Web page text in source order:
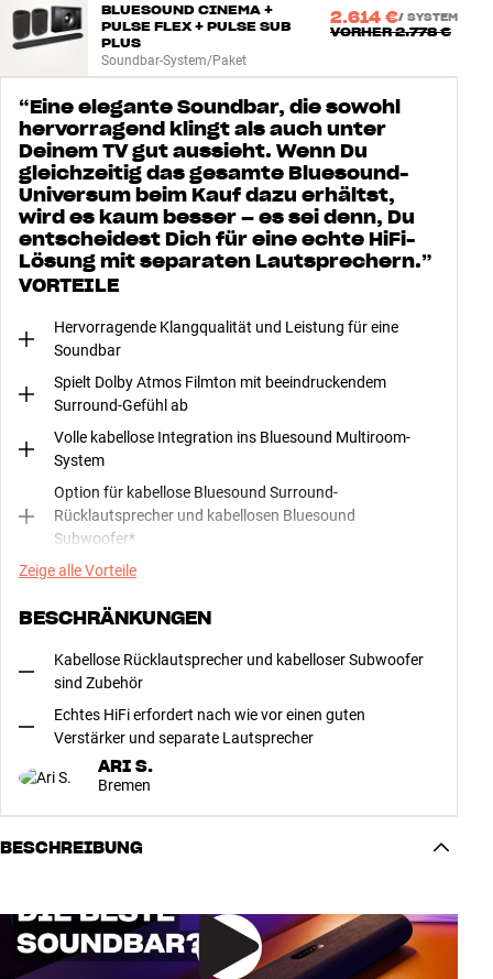
BLUESOUND CINEMA +
PULSE FLEX + PULSE SUB
PLUS
Soundbar-System/Paket
2.614 €/ SYSTEM
VORHER2.778 €
“Eine elegante Soundbar, die sowohl
hervorragend klingt als auch unter
Deinem TV gut aussieht. Wenn Du
gleichzeitig das gesamte Bluesound-
Universum beim Kauf dazu erhältst,
wird es kaum besser – es sei denn, Du
entscheidest Dich für eine echte HiFi-
Lösung mit separaten Lautsprechern.”
VORTEILE
Hervorragende Klangqualität und Leistung für eine
Soundbar
Spielt Dolby Atmos Filmton mit beeindruckendem
Surround-Gefühl ab
Volle kabellose Integration ins Bluesound Multiroom-
System
Option für kabellose Bluesound Surround-
Rücklautsprecher und kabellosen Bluesound
Subwoofer*
Zeige alle Vorteile
BESCHRÄNKUNGEN
Kabellose Rücklautsprecher und kabelloser Subwoofer
sind Zubehör
Echtes HiFi erfordert nach wie vor einen guten
Verstärker und separate Lautsprecher
ARI S.
Bremen
BESCHREIBUNG